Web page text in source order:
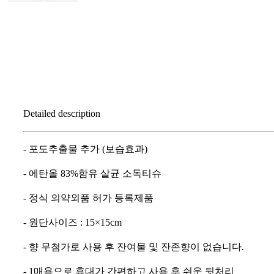
Detailed description
- 포도추출물 추가 (보습효과)
- 에탄올 83%함유 살균 소독티슈
- 정식 의약외품 허가 등록제품
- 원단사이즈 : 15×15cm
- 향 무첨가로 사용 후 잔여물 및 잔존향이 없습니다.
- 1매용으로 휴대가 간편하고 사용 후 쉬운 뒷처리